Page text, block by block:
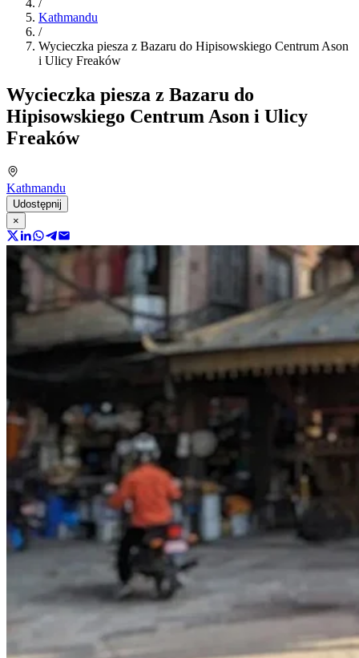
/
Kathmandu
/
Wycieczka piesza z Bazaru do Hipisowskiego Centrum Ason
i Ulicy Freaków
Wycieczka piesza z Bazaru do
Hipisowskiego Centrum Ason i Ulicy
Freaków
Kathmandu
Udostępnij
×